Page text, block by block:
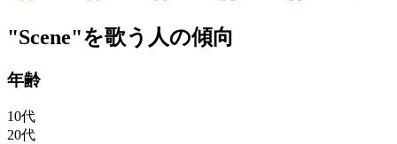
"Scene"を歌う人の傾向
年齢
10代
20代